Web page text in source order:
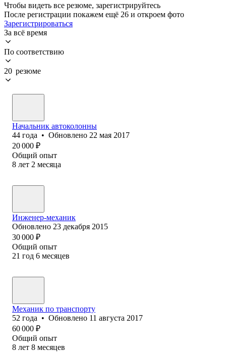
Чтобы видеть все резюме, зарегистрируйтесь
После регистрации покажем ещё 26 и откроем фото
Зарегистрироваться
За всё время
По соответствию
20 резюме
Начальник автоколонны
44 года • Обновлено 22 мая 2017
20 000 ₽
Общий опыт
8 лет 2 месяца
Инженер-механик
Обновлено 23 декабря 2015
30 000 ₽
Общий опыт
21 год 6 месяцев
Механик по транспорту
52 года • Обновлено 11 августа 2017
60 000 ₽
Общий опыт
8 лет 8 месяцев